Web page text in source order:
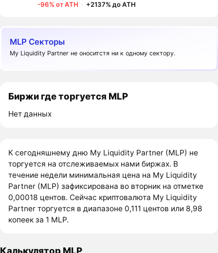
-96% от ATH · +2137% до ATH
MLP Секторы
My Liquidity Partner не оноситстя ни к одному сектору.
Биржи где торгуется MLP
Нет данных
К сегодняшнему дню My Liquidity Partner (MLP) не
торгуется на отслеживаемых нами биржах. В
течение недели минимальная цена на My Liquidity
Partner (MLP) зафиксирована во вторник на отметке
0,00018 центов. Сейчас криптовалюта My Liquidity
Partner торгуется в диапазоне 0,111 центов или 8,98
копеек за 1 MLP.
Калькулятор MLP